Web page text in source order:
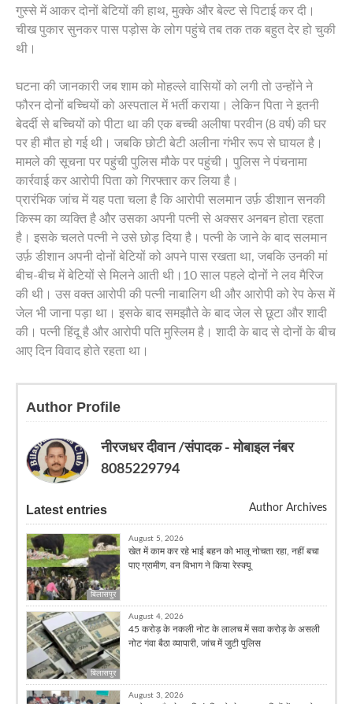
गुस्से में आकर दोनों बेटियों की हाथ, मुक्के और बेल्ट से पिटाई कर दी।
चीख पुकार सुनकर पास पड़ोस के लोग पहुंचे तब तक तक बहुत देर हो चुकी
थी।
घटना की जानकारी जब शाम को मोहल्ले वासियों को लगी तो उन्होंने ने
फौरन दोनों बच्चियों को अस्पताल में भर्ती कराया। लेकिन पिता ने इतनी
बेदर्दी से बच्चियों को पीटा था की एक बच्ची अलीषा परवीन (8 वर्ष) की घर
पर ही मौत हो गई थी। जबकि छोटी बेटी अलीना गंभीर रूप से घायल है।
मामले की सूचना पर पहुंची पुलिस मौके पर पहुंची। पुलिस ने पंचनामा
कार्रवाई कर आरोपी पिता को गिरफ्तार कर लिया है।
प्रारंभिक जांच में यह पता चला है कि आरोपी सलमान उर्फ़ डीशान सनकी
किस्म का व्यक्ति है और उसका अपनी पत्नी से अक्सर अनबन होता रहता
है। इसके चलते पत्नी ने उसे छोड़ दिया है। पत्नी के जाने के बाद सलमान
उर्फ़ डीशान अपनी दोनों बेटियों को अपने पास रखता था, जबकि उनकी मां
बीच-बीच में बेटियों से मिलने आती थी।10 साल पहले दोनों ने लव मैरिज
की थी। उस वक्त आरोपी की पत्नी नाबालिग थी और आरोपी को रेप केस में
जेल भी जाना पड़ा था। इसके बाद समझौते के बाद जेल से छूटा और शादी
की। पत्नी हिंदू है और आरोपी पति मुस्लिम है। शादी के बाद से दोनों के बीच
आए दिन विवाद होते रहता था।
Author Profile
नीरजधर दीवान /संपादक - मोबाइल नंबर
8085229794
Latest entries Author Archives
बिलासपुर
August 5, 2026
खेत में काम कर रहे भाई बहन को भालू नोचता रहा, नहीं बचा
पाए ग्रामीण, वन विभाग ने किया रेस्क्यू
बिलासपुर
August 4, 2026
45 करोड़ के नकली नोट के लालच में सवा करोड़ के असली
नोट गंवा बैठा व्यापारी, जांच में जुटी पुलिस
August 3, 2026